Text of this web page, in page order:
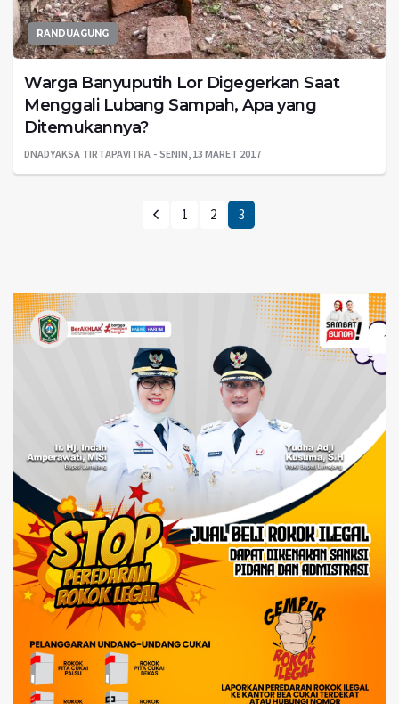
RANDUAGUNG
Warga Banyuputih Lor Digegerkan Saat
Menggali Lubang Sampah, Apa yang
Ditemukannya?
DNADYAKSA TIRTAPAVITRA SENIN, 13 MARET 2017
1 2 3